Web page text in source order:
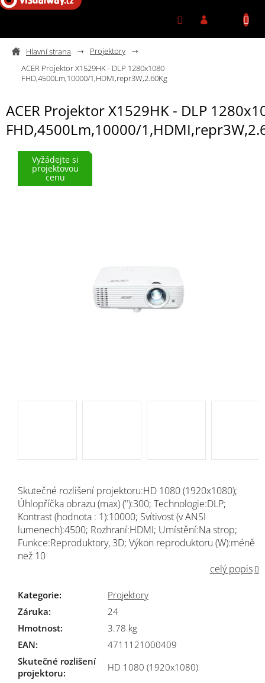
Přejít na obsah
Projektory
ACER Projektor X1529HK - DLP 1280x1080
FHD,4500Lm,10000/1,HDMI,repr3W,2.60Kg
ACER Projektor X1529HK - DLP
FHD,4500Lm,10000/
Vyžádejte si
projektovou
cenu
Skutečné rozlišení projektoru:HD 1080 (1920x1080);
Úhlopříčka obrazu (max) ("):300; Technologie:DLP;
Kontrast (hodnota : 1):10000; Svítivost (v ANSI
lumenech):4500; Rozhraní:HDMI; Umístění:Na strop;
Funkce:Reproduktory, 3D; Výkon reproduktoru (W):méně
než 10
celý popis
Kategorie:
Projektory
Záruka:
24
Hmotnost:
3.78 kg
EAN:
4711121000409
Skutečné rozlišení
projektoru:
HD 1080 (1920x1080)